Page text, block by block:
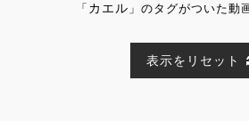
「 カエル 」のタグがついた動
表示をリセット